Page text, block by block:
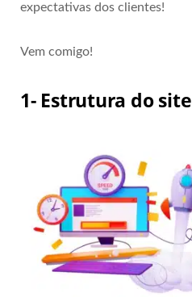
expectativas dos clientes!
Vem comigo!
1- Estrutura do site